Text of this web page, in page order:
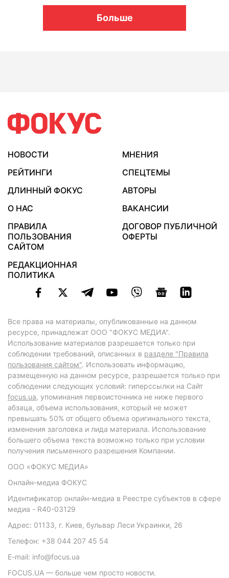
Больше
НОВОСТИ
МНЕНИЯ
РЕЙТИНГИ
СПЕЦТЕМЫ
ДЛИННЫЙ ФОКУС
АВТОРЫ
О НАС
ВАКАНСИИ
ПРАВИЛА
ПОЛЬЗОВАНИЯ
САЙТОМ
ДОГОВОР ПУБЛИЧНОЙ
ОФЕРТЫ
РЕДАКЦИОННАЯ
ПОЛИТИКА
Все права на материалы, опубликованные на данном
ресурсе, принадлежат ООО "ФОКУС МЕДИА".
Использование материалов разрешается только при
соблюдении требований, описанных в разделе "Правила
пользования сайтом". Использовать информацию,
размещенную на данном ресурсе, разрешается только при
соблюдении следующих условий: гиперссылки на Сайт
focus.ua, упоминания первоисточника не ниже первого
абзаца, объема использования, который не может
превышать 50% от общего объема оригинального текста,
изменения заголовка и лида материала. Использование
большего объема текста возможно только при условии
получения письменного разрешения Компании.
ООО «ФОКУС МЕДИА»
Онлайн-медиа ФОКУС
Идентификатор онлайн-медиа в Реестре субъектов в сфере
медиа - R40-03129
Адрес: 01133, г. Киев, бульвар Леси Украинки, 26
Телефон: +38 044 207 45 54
E-mail: info@focus.ua
FOCUS.UA — больше чем просто новости.